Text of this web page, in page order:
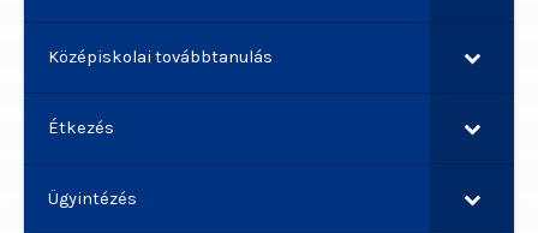
Középiskolai továbbtanulás
Étkezés
Ügyintézés